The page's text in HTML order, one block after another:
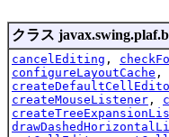
クラス
cancelEditing ,
configureLayoutCache ,
createMouseListener ,